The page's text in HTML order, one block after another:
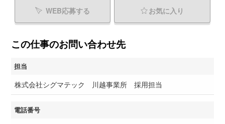
WEB応募する お気に入り
この仕事のお問い合わせ先
担当
株式会社シグマテック 川越事業所 採用担当
電話番号